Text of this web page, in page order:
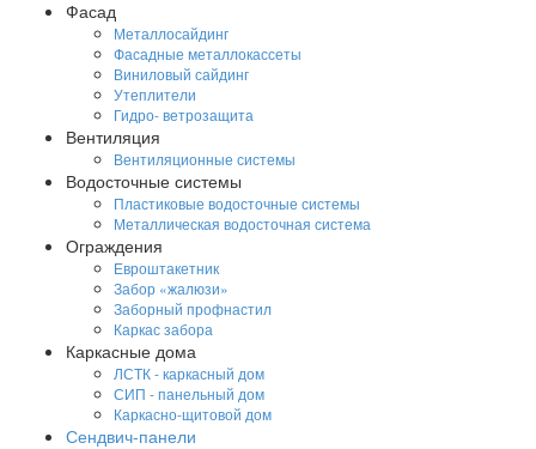
Фасад
Металлосайдинг
Фасадные металлокассеты
Виниловый сайдинг
Утеплители
Гидро- ветрозащита
Вентиляция
Вентиляционные системы
Водосточные системы
Пластиковые водосточные системы
Металлическая водосточная система
Ограждения
Евроштакетник
Забор «жалюзи»
Заборный профнастил
Каркас забора
Каркасные дома
ЛСТК - каркасный дом
СИП - панельный дом
Каркасно-щитовой дом
Сендвич-панели